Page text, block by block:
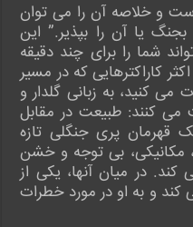
و خلاصه آن را می توان
یا آن را بپذیر.” این
شما را برای چند دقیقه
کاراکترهایی که در مسیر
می کنید، به زبانی گلدار و
کنند: طبیعت در مقابل
قهرمان پری جنگلی تازه
مکانیکی، بی توجه و خشن
کند. در میان آنها، یکی از
کند و به او در مورد خطرات